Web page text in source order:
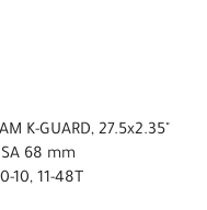
K-GUARD, 27.5x2.35"
68 mm
10, 11-48T